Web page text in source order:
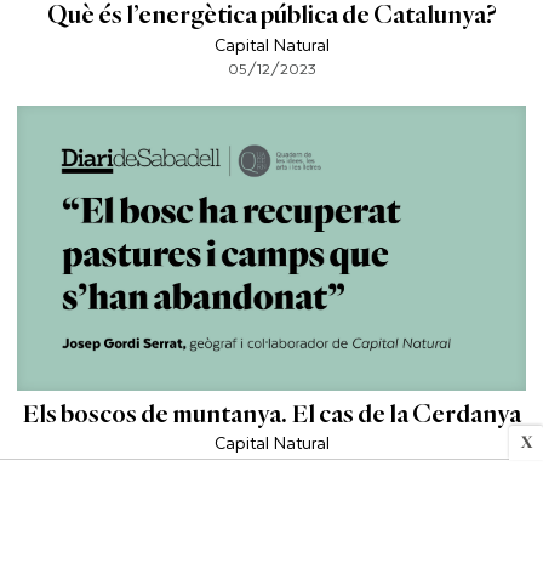
X
Què és l’energètica pública de Catalunya?
Capital Natural
05/12/2023
Els boscos de muntanya. El cas de la Cerdanya
Capital Natural
27/11/2023